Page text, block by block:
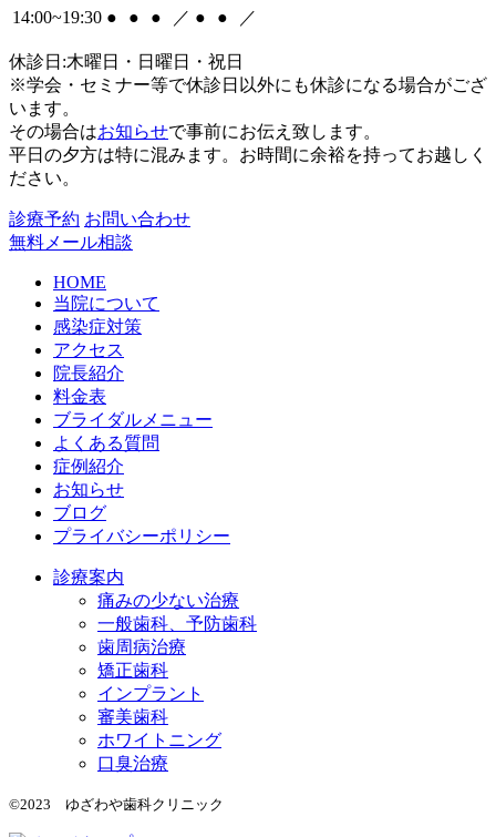
14:00~19:30 ● ● ● ／ ● ● ／
休診日:木曜日・日曜日・祝日
※学会・セミナー等で休診日以外にも休診になる場合がござ
います。
その場合はお知らせで事前にお伝え致します。
平日の夕方は特に混みます。お時間に余裕を持ってお越しく
ださい。
診療予約 お問い合わせ
無料メール相談
HOME
当院について
感染症対策
アクセス
院長紹介
料金表
ブライダルメニュー
よくある質問
症例紹介
お知らせ
ブログ
プライバシーポリシー
診療案内
痛みの少ない治療
一般歯科、予防歯科
歯周病治療
矯正歯科
インプラント
審美歯科
ホワイトニング
口臭治療
©2023 ゆざわや歯科クリニック